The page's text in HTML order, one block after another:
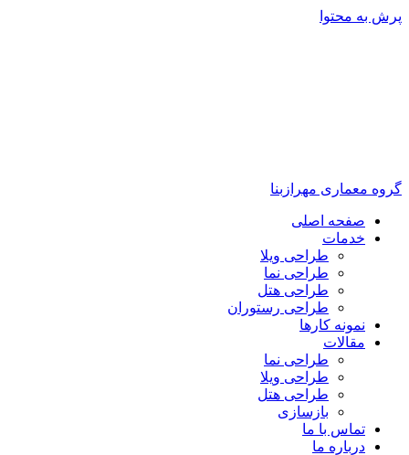
پرش به محتوا
گروه معماری مهرازبنا
صفحه اصلی
خدمات
طراحی ویلا
طراحی نما
طراحی هتل
طراحی رستوران
نمونه کارها
مقالات
طراحی نما
طراحی ویلا
طراحی هتل
بازسازی
تماس با ما
درباره ما